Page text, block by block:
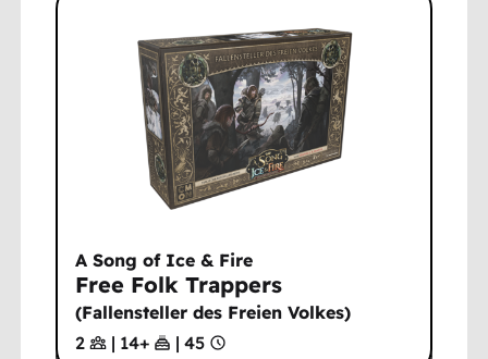
A Song of Ice & Fire
Free Folk Trappers
(Fallensteller des Freien Volkes)
2
| 14+ | 45